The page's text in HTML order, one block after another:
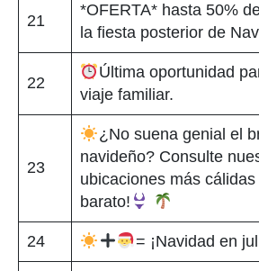
21
*OFERTA* hasta 50%
la fiesta posterior de
22
Última oportunidad
viaje familiar.
23
¿No suena genial el
navideño? Consulte
ubicaciones más cálidas
barato!
24 = ¡Navidad en